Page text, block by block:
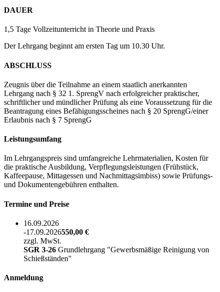
DAUER
1,5 Tage Vollzeitunterricht in Theorie und Praxis
Der Lehrgang beginnt am ersten Tag um 10.30 Uhr.
ABSCHLUSS
Zeugnis über die Teilnahme an einem staatlich anerkannten
Lehrgang nach § 32 1. SprengV nach erfolgreicher praktischer,
schriftlicher und mündlicher Prüfung als eine Voraussetzung für die
Beantragung eines Befähigungsscheines nach § 20 SprengG/einer
Erlaubnis nach § 7 SprengG
Leistungsumfang
Im Lehrgangspreis sind umfangreiche Lehrmaterialien, Kosten für
die praktische Ausbildung, Verpflegungsleistungen (Frühstück,
Kaffeepause, Mittagessen und Nachmittagsimbiss) sowie Prüfungs-
und Dokumentengebühren enthalten.
Termine und Preise
16.09.2026
-17.09.2026550,00 €
zzgl. MwSt.
SGR 3-26 Grundlehrgang "Gewerbsmäßige Reinigung von
Schießständen"
Anmeldung